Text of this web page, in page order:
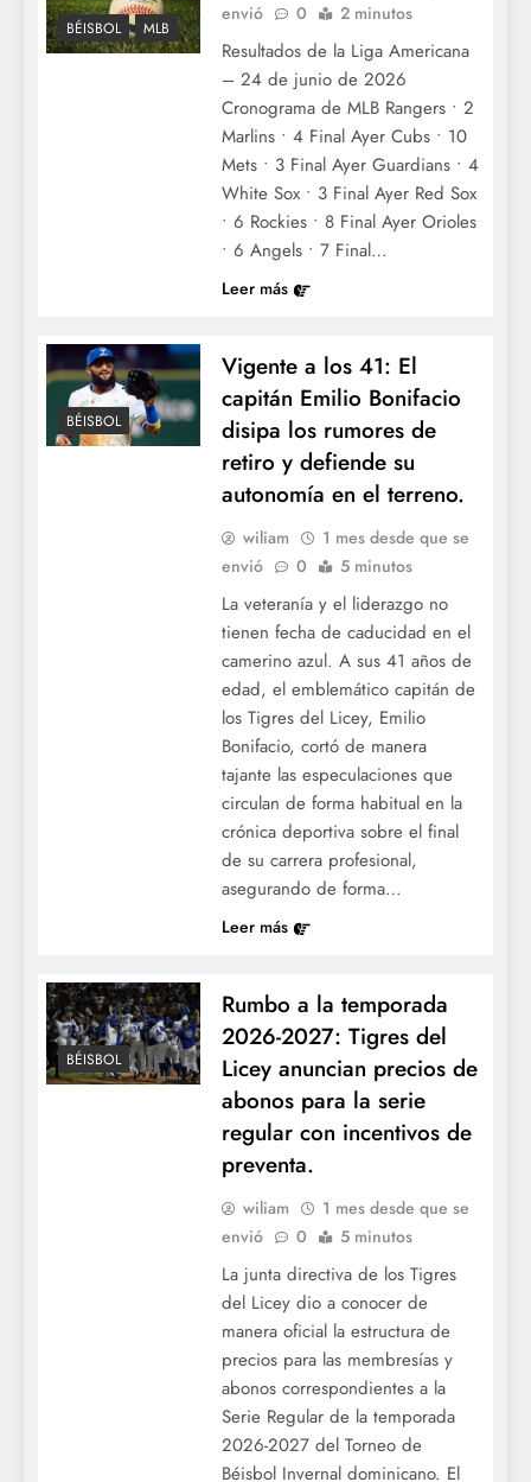
BÉISBOL MLB
envió
0 2 minutos
Resultados de la Liga Americana
– 24 de junio de 2026
Cronograma de MLB Rangers • 2
Marlins • 4 Final Ayer Cubs • 10
Mets • 3 Final Ayer Guardians • 4
White Sox • 3 Final Ayer Red Sox
• 6 Rockies • 8 Final Ayer Orioles
• 6 Angels • 7 Final…
Leer más
BÉISBOL
Vigente a los 41: El
capitán Emilio Bonifacio
disipa los rumores de
retiro y defiende su
autonomía en el terreno.
wiliam
1 mes desde que se
envió
0 5 minutos
La veteranía y el liderazgo no
tienen fecha de caducidad en el
camerino azul. A sus 41 años de
edad, el emblemático capitán de
los Tigres del Licey, Emilio
Bonifacio, cortó de manera
tajante las especulaciones que
circulan de forma habitual en la
crónica deportiva sobre el final
de su carrera profesional,
asegurando de forma…
Leer más
BÉISBOL
Rumbo a la temporada
2026-2027: Tigres del
Licey anuncian precios de
abonos para la serie
regular con incentivos de
preventa.
wiliam
1 mes desde que se
envió
0 5 minutos
La junta directiva de los Tigres
del Licey dio a conocer de
manera oficial la estructura de
precios para las membresías y
abonos correspondientes a la
Serie Regular de la temporada
2026-2027 del Torneo de
Béisbol Invernal dominicano. El